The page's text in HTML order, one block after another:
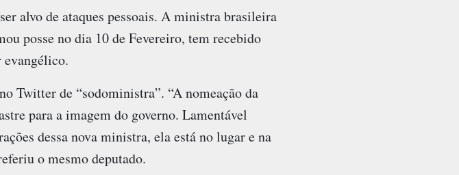
alvo de ataques pessoais. A ministra brasileira
posse no dia 10 de Fevereiro, tem recebido
evangélico.
Twitter de “sodoministra”. “A nomeação da
para a imagem do governo. Lamentável
dessa nova ministra, ela está no lugar e na
o mesmo deputado.